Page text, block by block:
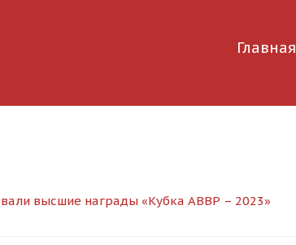
Главная
высшие награды «Кубка АВВР – 2023»